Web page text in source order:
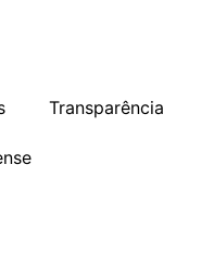
Transparência